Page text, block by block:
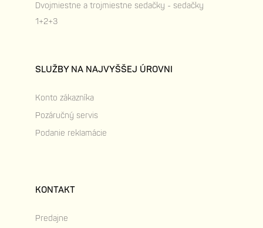
Dvojmiestne a trojmiestne sedačky - sedačky
1+2+3
SLUŽBY NA NAJVYŠŠEJ ÚROVNI
Konto zákazníka
Pozáručný servis
Podanie reklamácie
KONTAKT
Predajne